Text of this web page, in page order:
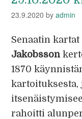
23.9.2020 byadmin
Senaatin
Jakobsson
1870
kartoituksesta,
rahoitti